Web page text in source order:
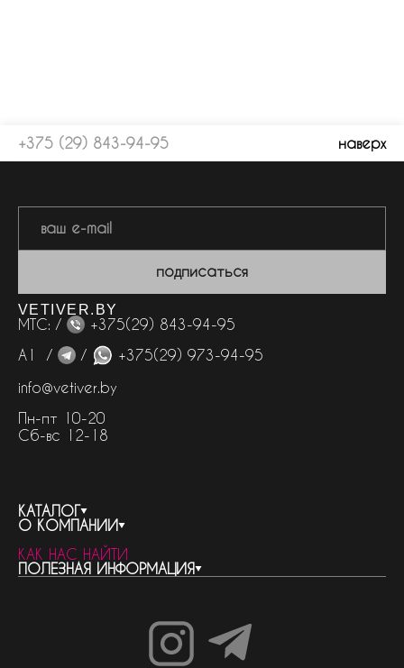
+375 (29) 843-94-95 наверх
подписаться
VETIVER.BY
МТС: /
+375(29) 843-94-95
А1 /
/
+375(29) 973-94-95
info@vetiver.by
Пн-пт 10-20
Сб-вс 12-18
КАТАЛОГ
весь каталог
бренды
женская парфюмерия
мужская парфюмерия
унисекс парфюмерия
О КОМПАНИИ
контакты
о компании
доставка и оплата
КАК НАС НАЙТИ
ПОЛЕЗНАЯ ИНФОРМАЦИЯ
как совершить покупку